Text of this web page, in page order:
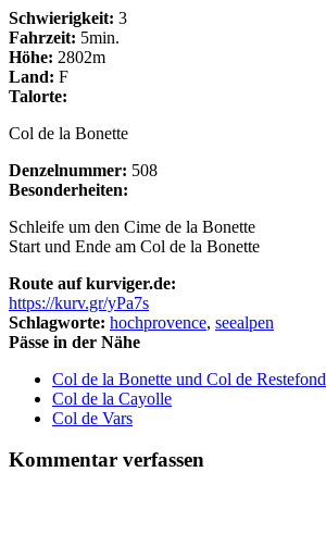
Schwierigkeit: 3
Fahrzeit: 5min.
Höhe: 2802m
Land: F
Talorte:
Col de la Bonette
Denzelnummer: 508
Besonderheiten:
Schleife um den Cime de la Bonette
Start und Ende am Col de la Bonette
Route auf kurviger.de:
https://kurv.gr/yPa7s
Schlagworte: hochprovence, seealpen
Pässe in der Nähe
Col de la Bonette und Col de Restefond
Col de la Cayolle
Col de Vars
Kommentar verfassen